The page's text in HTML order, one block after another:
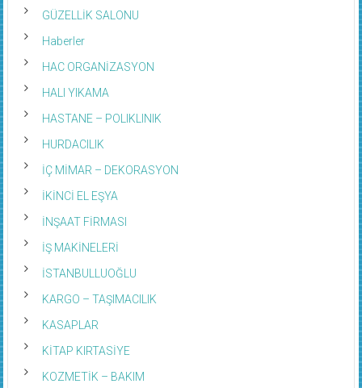
GÜZELLİK SALONU
Haberler
HAC ORGANİZASYON
HALI YIKAMA
HASTANE – POLIKLINIK
HURDACILIK
İÇ MİMAR – DEKORASYON
İKİNCİ EL EŞYA
İNŞAAT FİRMASI
İŞ MAKİNELERİ
İSTANBULLUOĞLU
KARGO – TAŞIMACILIK
KASAPLAR
KİTAP KIRTASİYE
KOZMETİK – BAKIM